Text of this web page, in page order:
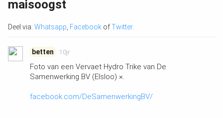
maisoogst
Deel via: Whatsapp Facebook ofTwitter.
betten 10jr
Foto van een Vervaet Hydro Trike van De
Samenwerking BV (Elsloo) ×.
facebook.com/DeSamenwerkingBV/